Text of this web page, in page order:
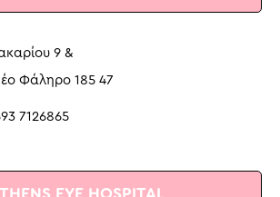
9 &
Φάληρο 185 47
7126865